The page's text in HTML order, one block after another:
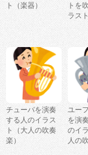
ト（楽器）
トを
ラス
チューバを演奏
する人のイラス
ト（大人の吹奏
楽）
ユー
を演
のイ
人の